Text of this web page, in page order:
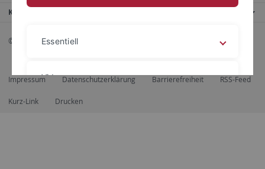
Kontaktinfo
© 2026 Eberhard Karls Universität Tübingen, Tübingen
Impressum Datenschutzerklärung Barrierefreiheit RSS-Feed
Kurz-Link Drucken
Essentiell
Videos